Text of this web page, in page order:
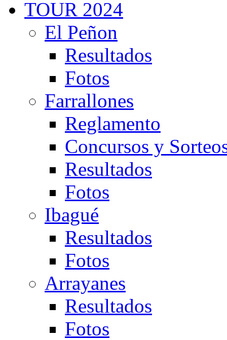
TOUR 2024
El Peñon
Resultados
Fotos
Farrallones
Reglamento
Concursos y
Resultados
Fotos
Ibagué
Resultados
Fotos
Arrayanes
Resultados
Fotos